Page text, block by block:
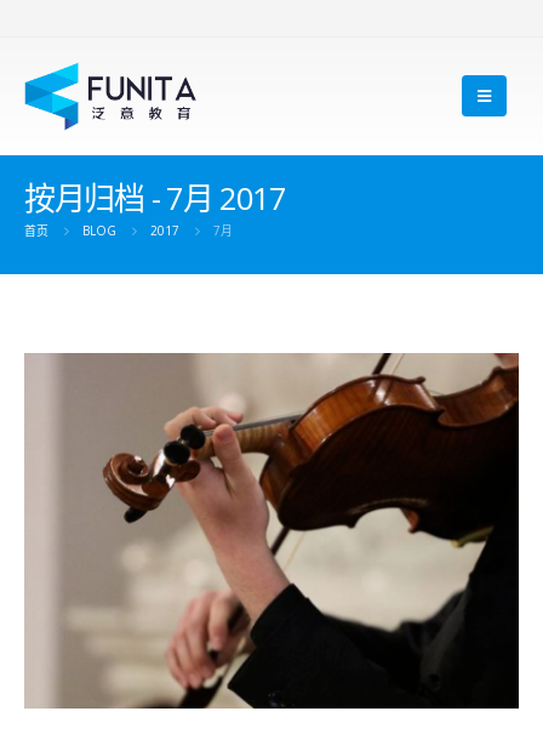
按月归档 - 7月 2017
首页 BLOG 2017 7月